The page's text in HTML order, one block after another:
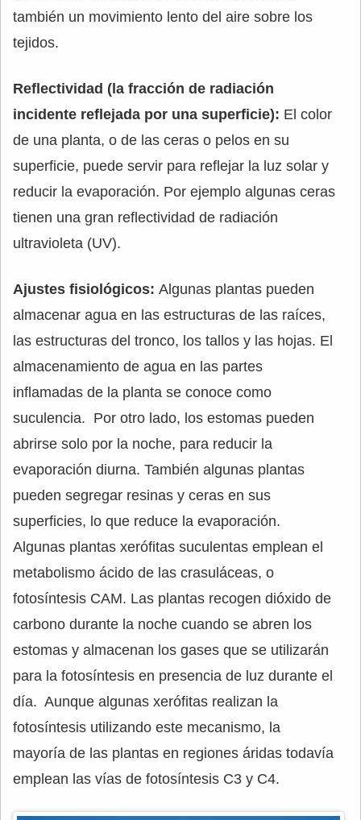
también un movimiento lento del aire sobre los
tejidos.
Reflectividad (la fracción de radiación
incidente reflejada por una superficie): El color
de una planta, o de las ceras o pelos en su
superficie, puede servir para reflejar la luz solar y
reducir la evaporación. Por ejemplo algunas ceras
tienen una gran reflectividad de radiación
ultravioleta (UV).
Ajustes fisiológicos: Algunas plantas pueden
almacenar agua en las estructuras de las raíces,
las estructuras del tronco, los tallos y las hojas. El
almacenamiento de agua en las partes
inflamadas de la planta se conoce como
suculencia. Por otro lado, los estomas pueden
abrirse solo por la noche, para reducir la
evaporación diurna. También algunas plantas
pueden segregar resinas y ceras en sus
superficies, lo que reduce la evaporación.
Algunas plantas xerófitas suculentas emplean el
metabolismo ácido de las crasuláceas, o
fotosíntesis CAM. Las plantas recogen dióxido de
carbono durante la noche cuando se abren los
estomas y almacenan los gases que se utilizarán
para la fotosíntesis en presencia de luz durante el
día. Aunque algunas xerófitas realizan la
fotosíntesis utilizando este mecanismo, la
mayoría de las plantas en regiones áridas todavía
emplean las vías de fotosíntesis C3 y C4.